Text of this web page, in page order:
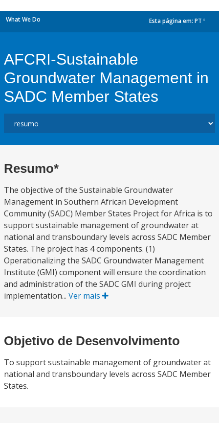
What We Do Esta página em: PT
AFCRI-Sustainable
Groundwater Management in
SADC Member States
Resumo*
The objective of the Sustainable Groundwater
Management in Southern African Development
Community (SADC) Member States Project for Africa is to
support sustainable management of groundwater at
national and transboundary levels across SADC Member
States. The project has 4 components. (1)
Operationalizing the SADC Groundwater Management
Institute (GMI) component will ensure the coordination
and administration of the SADC GMI during project
implementation... Ver mais
Objetivo de Desenvolvimento
To support sustainable management of groundwater at
national and transboundary levels across SADC Member
States.